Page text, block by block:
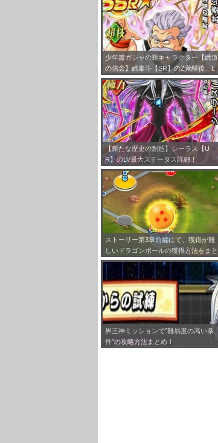
少年篇ガシャの新キャラクター【武道
の信念】武泰斗【SR】のZ覚醒後、L
V最大ステータスが判明しました！
【新たな歴史の創造】シーラス【U
R】のLV最大ステータス詳細！
ストーリー第3章前編にて、獲得が難
しいドラゴンボールの獲得方法をまと
めてみました！
界王神ミッションで”難易度の高い条
件”の攻略方法まとめ！